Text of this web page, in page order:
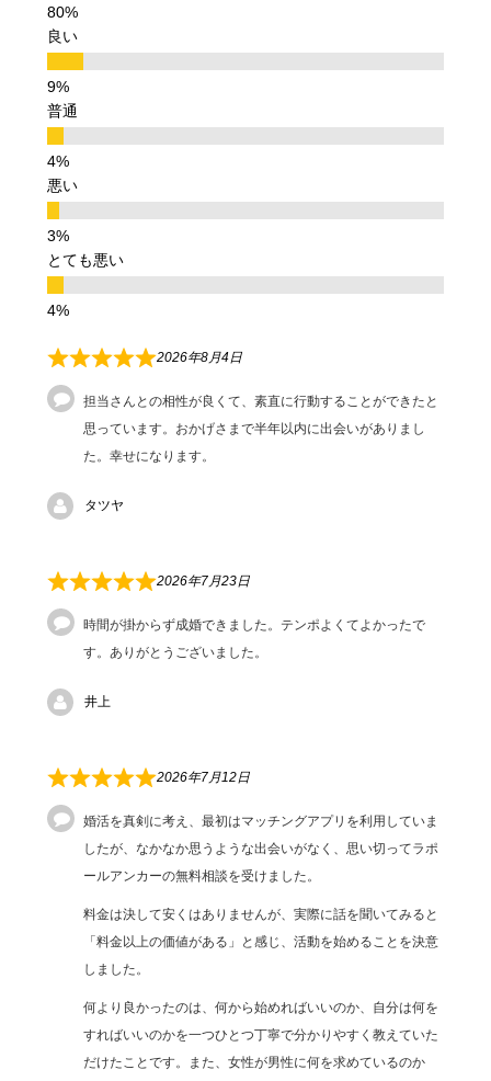
良い
普通
悪い
とても悪い
2026年8月4日
担当さんとの相性が良くて、素直に行動することができたと
思っています。おかげさまで半年以内に出会いがありまし
た。幸せになります。
タツヤ
2026年7月23日
時間が掛からず成婚できました。テンポよくてよかったで
す。ありがとうございました。
井上
2026年7月12日
婚活を真剣に考え、最初はマッチングアプリを利用していま
したが、なかなか思うような出会いがなく、思い切ってラポ
ールアンカーの無料相談を受けました。
料金は決して安くはありませんが、実際に話を聞いてみると
「料金以上の価値がある」と感じ、活動を始めることを決意
しました。
何より良かったのは、何から始めればいいのか、自分は何を
すればいいのかを一つひとつ丁寧で分かりやすく教えていた
だけたことです。また、女性が男性に何を求めているのか